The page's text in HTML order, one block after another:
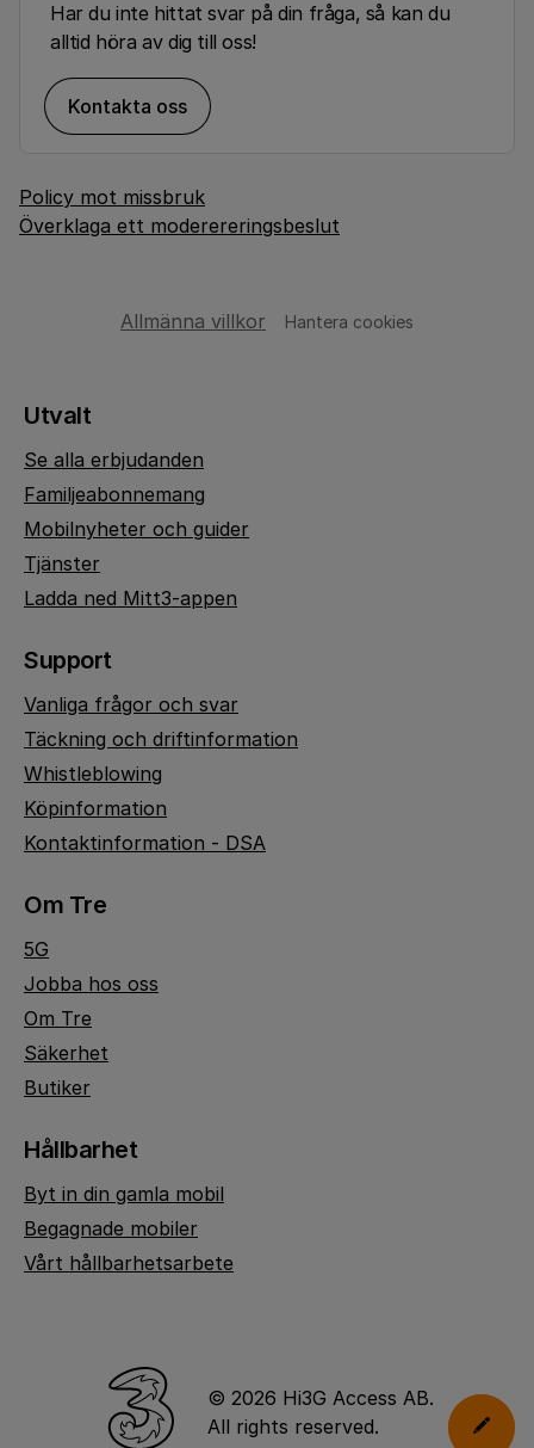
Har du inte hittat svar på din fråga, så kan du
alltid höra av dig till oss!
Kontakta oss
Policy mot missbruk
Överklaga ett moderereringsbeslut
Allmänna villkor Hantera cookies
Utvalt
Se alla erbjudanden
Familjeabonnemang
Mobilnyheter och guider
Tjänster
Ladda ned Mitt3-appen
Support
Vanliga frågor och svar
Täckning och driftinformation
Whistleblowing
Köpinformation
Kontaktinformation - DSA
Om Tre
5G
Jobba hos oss
Om Tre
Säkerhet
Butiker
Hållbarhet
Byt in din gamla mobil
Begagnade mobiler
Vårt hållbarhetsarbete
© 2026 Hi3G Access AB.
All rights reserved.